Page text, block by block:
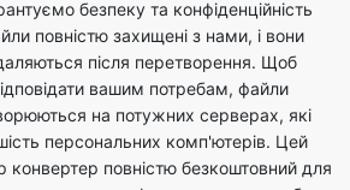
на потужних серверах, які
персональних комп'ютерів. Цей
конвертер повністю безкоштовний для
хто має телефон, планшет, ноутбук
доступ до цього інструменту і
його безкоштовно. Немає комісій,
використанням цієї функції.